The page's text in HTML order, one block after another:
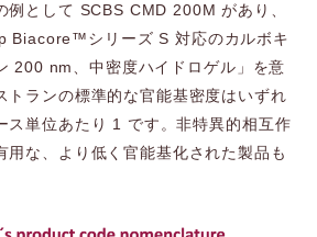
例として SCBS CMD 200M があり、
Biacore™シリーズ S 対応のカルボキ
200 nm、中密度ハイドロゲル」を意
トランの標準的な官能基密度はいずれ
ス単位あたり 1 です。非特異的相互作
用な、より低く官能基化された製品も